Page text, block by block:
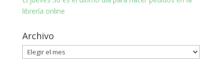
librería online
Archivo
Archivo